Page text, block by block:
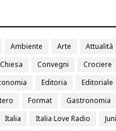
Ambiente Arte Attualità
Chiesa Convegni Crociere
Editoria Editoriale
Format Gastronomia
Italia Italia Love Radio